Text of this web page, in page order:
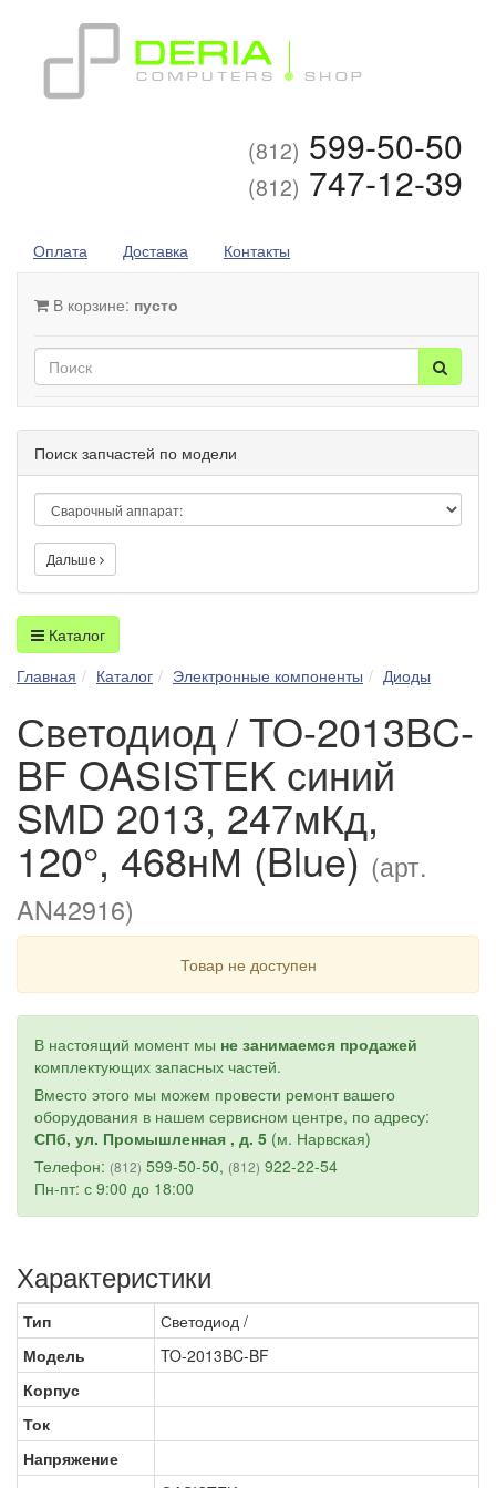
(812) 599-50-50
(812) 747-12-39
Оплата Доставка Контакты
В корзине: пусто
Поиск запчастей по модели
Дальше
Каталог
Главная
Каталог Электронные компоненты Диоды
Светодиод / TO-2013BC-
BF OASISTEK синий
SMD 2013, 247мКд,
120°, 468нМ (Blue)(арт.
AN42916)
Товар не доступен
В настоящий момент мы не занимаемся продажей
комплектующих запасных частей.
Вместо этого мы можем провести ремонт вашего
оборудования в нашем сервисном центре, по адресу:
СПб, ул. Промышленная , д. 5 (м. Нарвская)
Телефон: (812) 599-50-50, (812) 922-22-54
Пн-пт: с 9:00 до 18:00
Характеристики
Тип
Светодиод /
Модель
TO-2013BC-BF
Корпус
Ток
Напряжение